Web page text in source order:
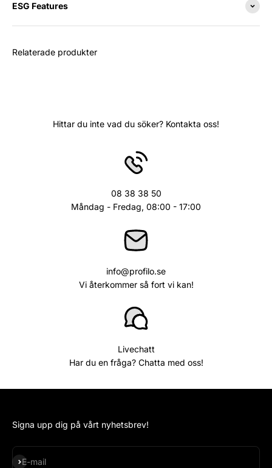
ESG Features
Relaterade produkter
Hittar du inte vad du söker? Kontakta oss!
08 38 38 50
Måndag - Fredag, 08:00 - 17:00
info@profilo.se
Vi återkommer så fort vi kan!
Livechatt
Har du en fråga? Chatta med oss!
Signa upp dig på vårt nyhetsbrev!
E-mail
Subscribe